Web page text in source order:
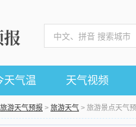
天气温 天气视频
旅游天气预报 > 旅游天气 > 旅游景点天气